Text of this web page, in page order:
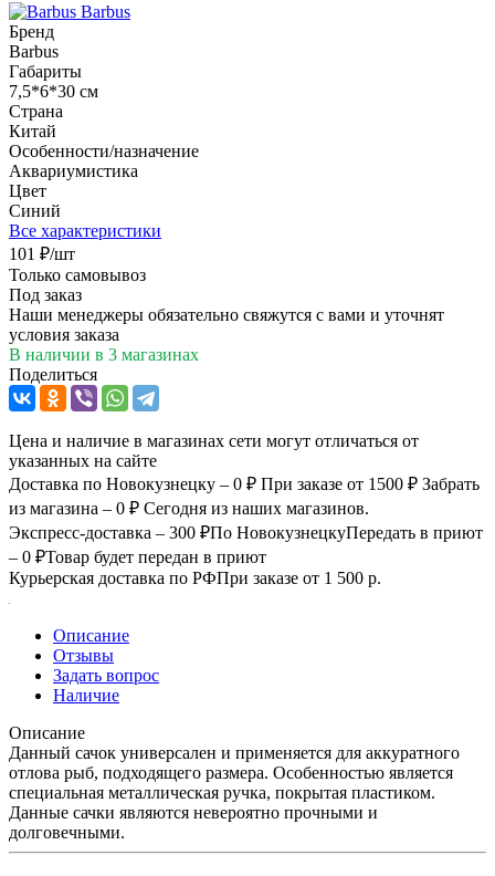
Barbus
Бренд
Barbus
Габариты
7,5*6*30 см
Страна
Китай
Особенности/назначение
Аквариумистика
Цвет
Синий
Все характеристики
101 ₽/шт
Только самовывоз
Под заказ
Наши менеджеры обязательно свяжутся с вами и уточнят
условия заказа
В наличии в 3 магазинах
Поделиться
Цена и наличие в магазинах сети могут отличаться от
указанных на сайте
Доставка по Новокузнецку – 0 ₽ При заказе от 1500 ₽ Забрать
из магазина – 0 ₽ Сегодня из наших магазинов.
Экспресс-доставка – 300 ₽По НовокузнецкуПередать в приют
– 0 ₽Товар будет передан в приют
Курьерская доставка по РФПри заказе от 1 500 р.
Описание
Отзывы
Задать вопрос
Наличие
Описание
Данный сачок универсален и применяется для аккуратного
отлова рыб, подходящего размера. Особенностью является
специальная металлическая ручка, покрытая пластиком.
Данные сачки являются невероятно прочными и
долговечными.